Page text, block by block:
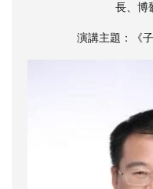
長、博
演講主題：《